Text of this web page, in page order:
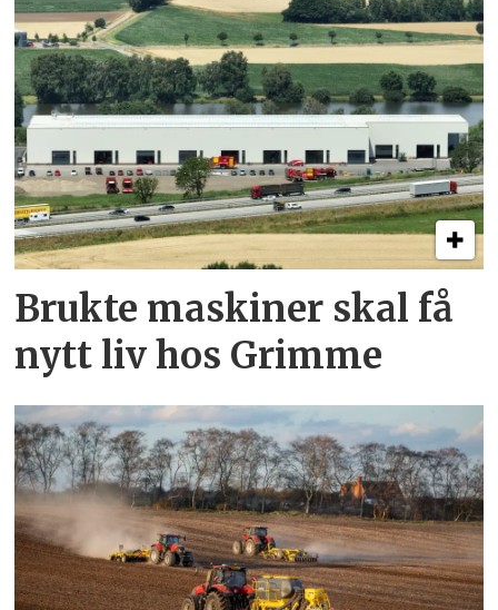
Brukte maskiner skal få
nytt liv hos Grimme